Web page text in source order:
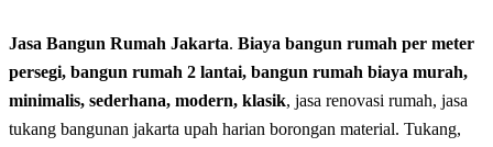
Jasa Bangun Rumah Jakarta. Biaya bangun rumah per meter
persegi, bangun rumah 2 lantai, bangun rumah biaya murah,
minimalis, sederhana, modern, klasik, jasa renovasi rumah, jasa
tukang bangunan jakarta upah harian borongan material. Tukang,